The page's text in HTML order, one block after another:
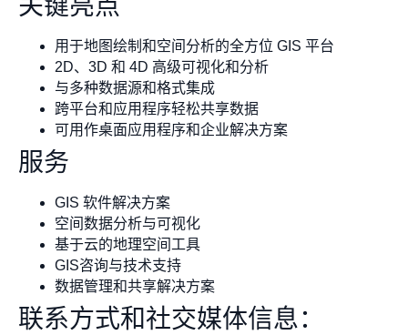
关键亮点
用于地图绘制和空间分析的全方位 GIS 平台
2D、3D 和 4D 高级可视化和分析
与多种数据源和格式集成
跨平台和应用程序轻松共享数据
可用作桌面应用程序和企业解决方案
服务
GIS 软件解决方案
空间数据分析与可视化
基于云的地理空间工具
GIS咨询与技术支持
数据管理和共享解决方案
联系方式和社交媒体信息：